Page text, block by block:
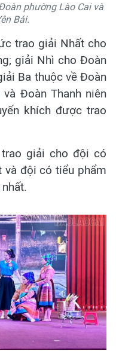
phường Lào Cai và
Bái.
trao giải Nhất cho
giải Nhì cho Đoàn
Ba thuộc về Đoàn
Đoàn Thanh niên
khích được trao
giải cho đội có
và đội có tiểu phẩm